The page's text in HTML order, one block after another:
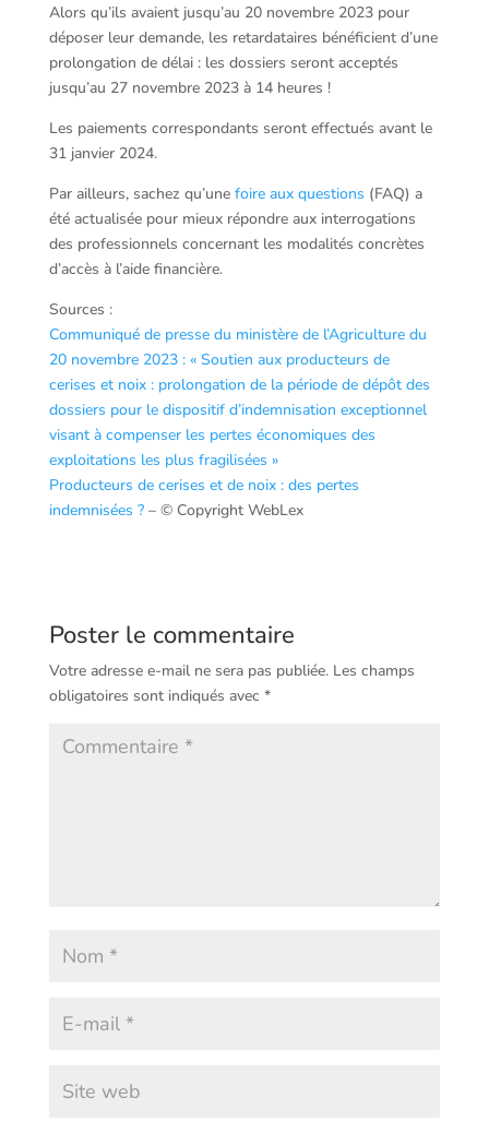
Alors qu’ils avaient jusqu’au 20 novembre 2023 pour
déposer leur demande, les retardataires bénéficient d’une
prolongation de délai : les dossiers seront acceptés
jusqu’au 27 novembre 2023 à 14 heures !
Les paiements correspondants seront effectués avant le
31 janvier 2024.
Par ailleurs, sachez qu’une foire aux questions (FAQ) a
été actualisée pour mieux répondre aux interrogations
des professionnels concernant les modalités concrètes
d’accès à l’aide financière.
Sources :
Communiqué de presse du ministère de l’Agriculture du
20 novembre 2023 : « Soutien aux producteurs de
cerises et noix : prolongation de la période de dépôt des
dossiers pour le dispositif d’indemnisation exceptionnel
visant à compenser les pertes économiques des
exploitations les plus fragilisées »
Producteurs de cerises et de noix : des pertes
indemnisées ?– © Copyright WebLex
Poster le commentaire
Votre adresse e-mail ne sera pas publiée. Les champs
obligatoires sont indiqués avec *